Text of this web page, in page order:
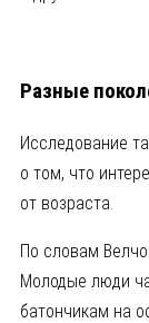
Разные
Исследование
о том, что
от возраста.
По словам
Молодые люди
батончикам на